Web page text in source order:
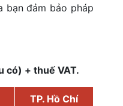
bạn đảm bảo pháp
có) + thuế VAT.
TP. Hồ Chí